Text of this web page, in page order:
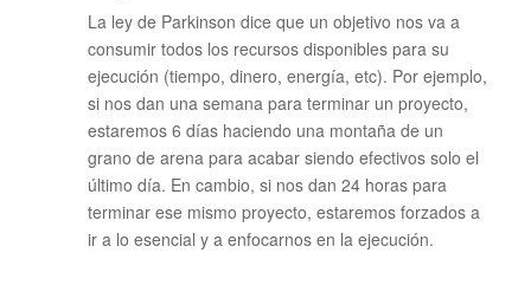
La ley de Parkinson dice que un objetivo nos va a
consumir todos los recursos disponibles para su
ejecución (tiempo, dinero, energía, etc). Por ejemplo,
si nos dan una semana para terminar un proyecto,
estaremos 6 días haciendo una montaña de un
grano de arena para acabar siendo efectivos solo el
último día. En cambio, si nos dan 24 horas para
terminar ese mismo proyecto, estaremos forzados a
ir a lo esencial y a enfocarnos en la ejecución.